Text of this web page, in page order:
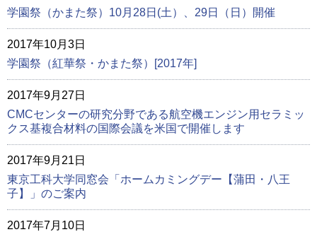
学園祭（かまた祭）10月28日(土）、29日（日）開催
2017年10月3日
学園祭（紅華祭・かまた祭）[2017年]
2017年9月27日
CMCセンターの研究分野である航空機エンジン用セラミッ
クス基複合材料の国際会議を米国で開催します
2017年9月21日
東京工科大学同窓会「ホームカミングデー【蒲田・八王
子】」のご案内
2017年7月10日